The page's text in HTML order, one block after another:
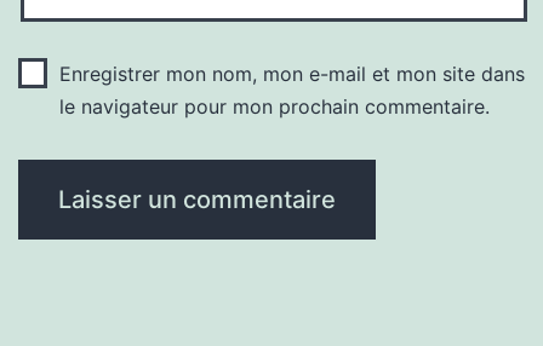
Enregistrer mon nom, mon e-mail et mon site dans
le navigateur pour mon prochain commentaire.